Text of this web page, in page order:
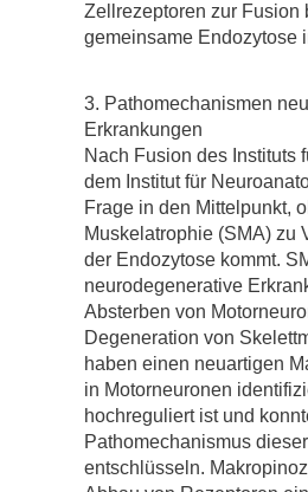
Zellrezeptoren zur Fusion
gemeinsame Endozytose
Pathomechanismen
Erkrankungen
Nach Fusion des Instituts
dem Institut für
Frage in den Mittelpunkt,
Muskelatrophie (SMA) zu
der Endozytose kommt.
neurodegenerative
Absterben von
Degeneration von
haben einen neuartigen
in Motorneuronen
hochreguliert ist und
Pathomechanismus
entschlüsseln.